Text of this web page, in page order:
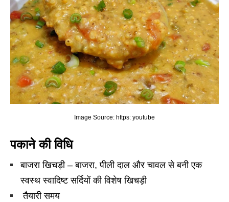
Image Source: https: youtube
पकाने की विधि
बाजरा खिचड़ी – बाजरा, पीली दाल और चावल से बनी एक
स्वस्थ स्वादिष्ट सर्दियों की विशेष खिचड़ी
तैयारी समय